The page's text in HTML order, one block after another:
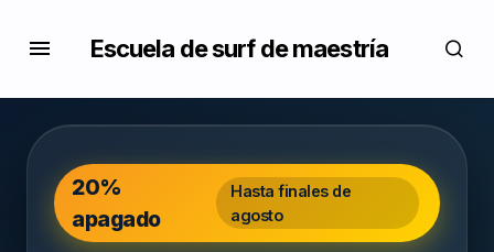
Escuela de surf de maestría
20%
apagado
Hasta finales de
agosto